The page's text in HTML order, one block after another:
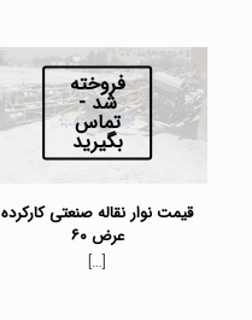
فروخته
شد -
تماس
بگیرید
قیمت نوار نقاله صنعتی کارکرده
عرض ۶۰
[…]